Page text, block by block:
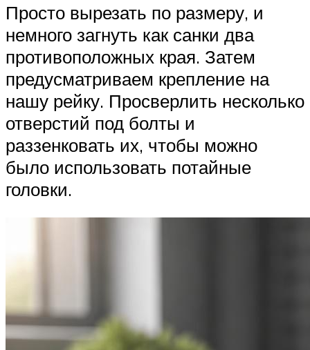
Просто вырезать по размеру, и
немного загнуть как санки два
противоположных края. Затем
предусматриваем крепление на
нашу рейку. Просверлить несколько
отверстий под болты и
раззенковать их, чтобы можно
было использовать потайные
головки.